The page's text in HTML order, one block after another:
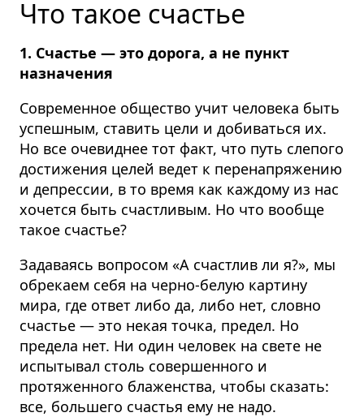
Что такое счастье
1. Счастье — это дорога, а не пункт
назначения
Современное общество учит человека быть
успешным, ставить цели и добиваться их.
Но все очевиднее тот факт, что путь слепого
достижения целей ведет к перенапряжению
и депрессии, в то время как каждому из нас
хочется быть счастливым. Но что вообще
такое счастье?
Задаваясь вопросом «А счастлив ли я?», мы
обрекаем себя на черно-белую картину
мира, где ответ либо да, либо нет, словно
счастье — это некая точка, предел. Но
предела нет. Ни один человек на свете не
испытывал столь совершенного и
протяженного блаженства, чтобы сказать:
все, большего счастья ему не надо.